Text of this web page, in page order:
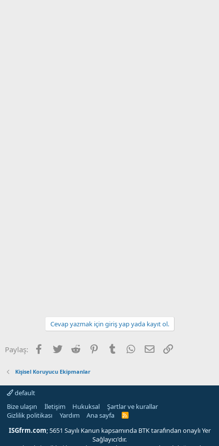
Cevap yazmak için giriş yap yada kayıt ol.
Paylaş: Facebook
Twitter Reddit PinterestTumblr WhatsApp
E-posta
Kişisel Koruyucu Ekipmanlar
default
Bize ulaşın
İletişim Hukuksal
Şartlar ve kurallar
Gizlilik politikası
Yardım Ana sayfa
R
S
ISGfrm.com; 5651 Sayılı Kanun kapsamında BTK tarafından onaylı Yer
Sağlayıcı'dır.